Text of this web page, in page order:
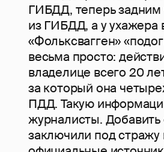
ГИБДД, теперь
из ГИБДД, а у ухажера
«Фольксвагген»
весьма просто:
владелице всего 20
за который она
ПДД. Такую
журналисты.
заключили под